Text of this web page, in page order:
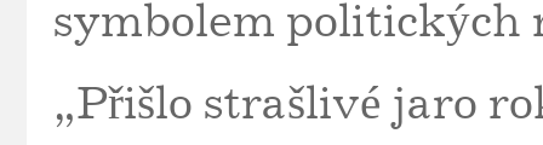
symbolem politických
„Přišlo strašlivé jaro